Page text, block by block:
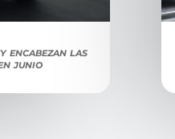
encabezan las
junio